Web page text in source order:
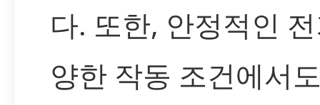
다. 또한, 안정적인
양한 작동 조건에서